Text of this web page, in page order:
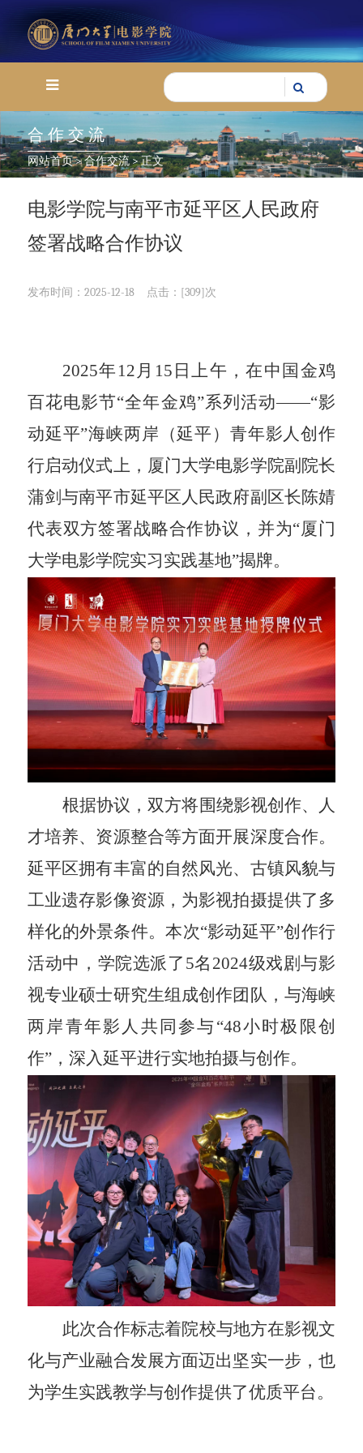
合作交流
网站首页>合作交流> 正文
电影学院与南平市延平区人民政府
签署战略合作协议
发布时间：2025-12-18 点击：[309]次
2025年 12 月 15 日上午，在中国金鸡
百花电影节“全年金鸡”系列活动——“影
动延平”海峡两岸（延平）青年影人创作
行启动仪式上，厦门大学电影学院副院长
蒲剑与南平市延平区人民政府副区长陈婧
代表双方签署战略合作协议，并为“厦门
大学电影学院实习实践基地”揭牌。
根据协议，双方将围绕影视创作、人
才培养、资源整合等方面开展深度合作。
延平区拥有丰富的自然风光、古镇风貌与
工业遗存影像资源，为影视拍摄提供了多
样化的外景条件。本次“影动延平”创作行
活动中，学院选派了 5名 2024级戏剧与影
视专业硕士研究生组成创作团队，与海峡
两岸青年影人共同参与“48小时极限创
作” ，深入延平进行实地拍摄与创作。
此次合作标志着院校与地方在影视文
化与产业融合发展方面迈出坚实一步，也
为学生实践教学与创作提供了优质平台。